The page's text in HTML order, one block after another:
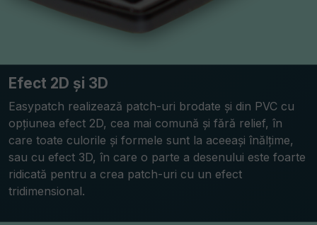
Efect 2D și 3D
Easypatch realizează patch-uri brodate și din PVC cu
opțiunea efect 2D, cea mai comună și fără relief, în
care toate culorile și formele sunt la aceeași înălțime,
sau cu efect 3D, în care o parte a desenului este foarte
ridicată pentru a crea patch-uri cu un efect
tridimensional.